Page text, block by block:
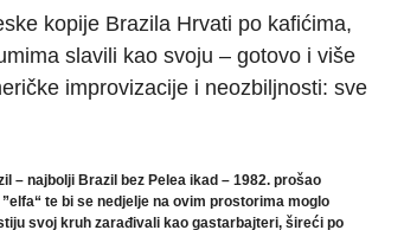
kopije Brazila Hrvati po kafićima,
slavili kao svoju – gotovo i više
improvizacije i neozbiljnosti: sve
– najbolji Brazil bez Pelea ikad – 1982. prošao
te bi se nedjelje na ovim prostorima moglo
svoj kruh zarađivali kao gastarbajteri, šireći po